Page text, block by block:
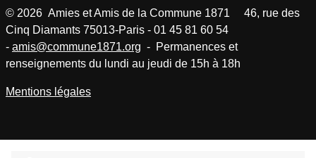
© 2026 Amies et Amis de la Commune 1871 46, rue des
Cinq Diamants 75013-Paris - 01 45 81 60 54
- amis@commune1871.org - Permanences et
renseignements du lundi au jeudi de 15h à 18h
Mentions légales